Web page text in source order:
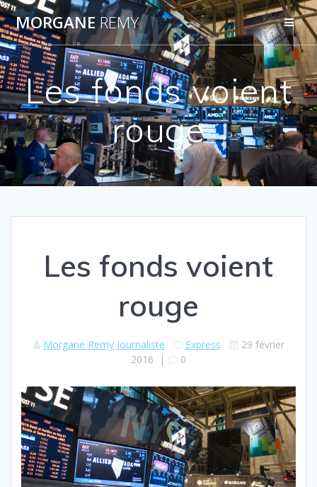
Passer
au
contenu
MORGANEREMY
Les fonds voient
rouge
Les fonds voient
rouge
Morgane Remy Journaliste Express
29 février
2016 | 0